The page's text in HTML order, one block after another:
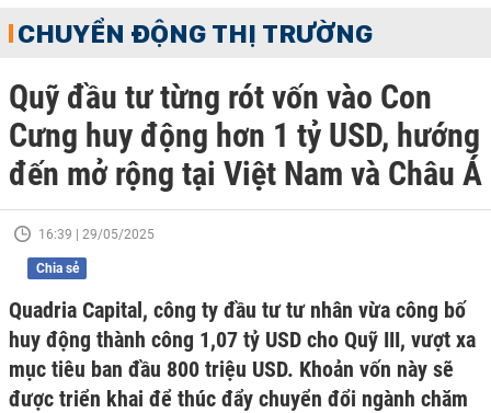
CHUYỂN ĐỘNG THỊ TRƯỜNG
Quỹ đầu tư từng rót vốn vào Con
Cưng huy động hơn 1 tỷ USD, hướng
đến mở rộng tại Việt Nam và Châu Á
16:39 | 29/05/2025
Chia sẻ
Quadria Capital, công ty đầu tư tư nhân vừa công bố
huy động thành công 1,07 tỷ USD cho Quỹ III, vượt xa
mục tiêu ban đầu 800 triệu USD. Khoản vốn này sẽ
được triển khai để thúc đẩy chuyển đổi ngành chăm